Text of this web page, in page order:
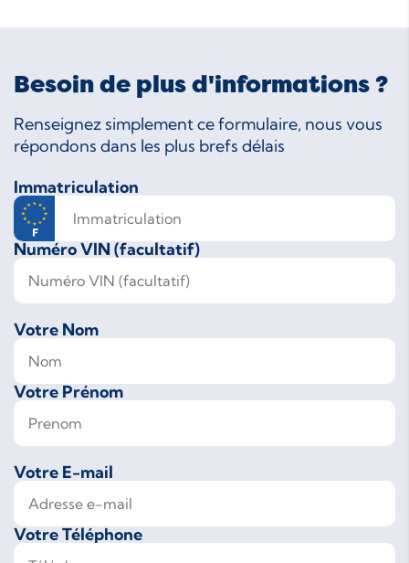
Besoin de plus d'informations ?
Renseignez simplement ce formulaire, nous vous
répondons dans les plus brefs délais
Immatriculation
Numéro VIN (facultatif)
Votre Nom
Votre Prénom
Votre E-mail
Votre Téléphone